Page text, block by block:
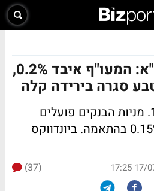
נעילה אדומה בת"א: המעו"ף איבד 0.2%,
פרוטרום ירדה ב-1.3%. מניות הבנקים פועלים
ולאומי נחלשו 1% ו-0.15% בהתאמה. ביונדווקס
17/07/
(37)